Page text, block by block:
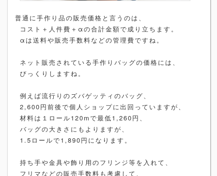
普通に手作り品の販売価格と言うのは、
コスト＋人件費＋αの合計金額で成り立ちます。
αは送料や販売手数料などの管理費ですね。
ネット販売されている手作りバッグの価格には、
びっくりしますね。
例えば流行りのズバゲッティのバッグ、
2,600円前後で個人ショップに出回っていますが、
材料は１ロール120mで最低1,260円、
バッグの大きさにもよりますが、
1.5ロールで1,890円になります。
持ち手や金具や飾り用のフリンジ等を入れて、
フリマなどの販売手数料も考慮して、